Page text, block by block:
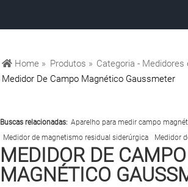
Home » Produtos » Categoria - Medidores
Medidor De Campo Magnético Gaussmeter
Buscas relacionadas: Aparelho para medir campo
Medidor de magnetismo residual siderúrgica
Medidor
MEDIDOR DE CAMPO
MAGNÉTICO